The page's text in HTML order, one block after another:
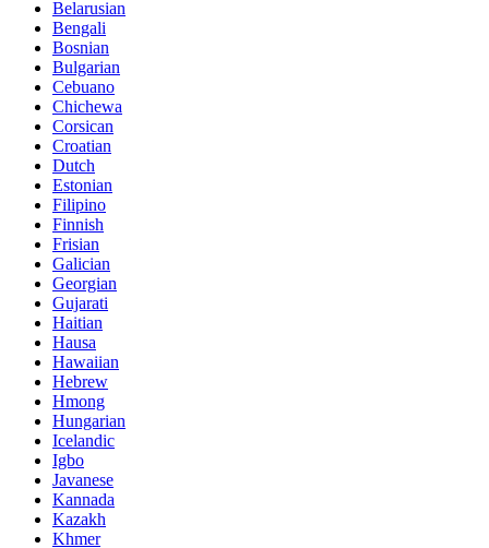
Belarusian
Bengali
Bosnian
Bulgarian
Cebuano
Chichewa
Corsican
Croatian
Dutch
Estonian
Filipino
Finnish
Frisian
Galician
Georgian
Gujarati
Haitian
Hausa
Hawaiian
Hebrew
Hmong
Hungarian
Icelandic
Igbo
Javanese
Kannada
Kazakh
Khmer